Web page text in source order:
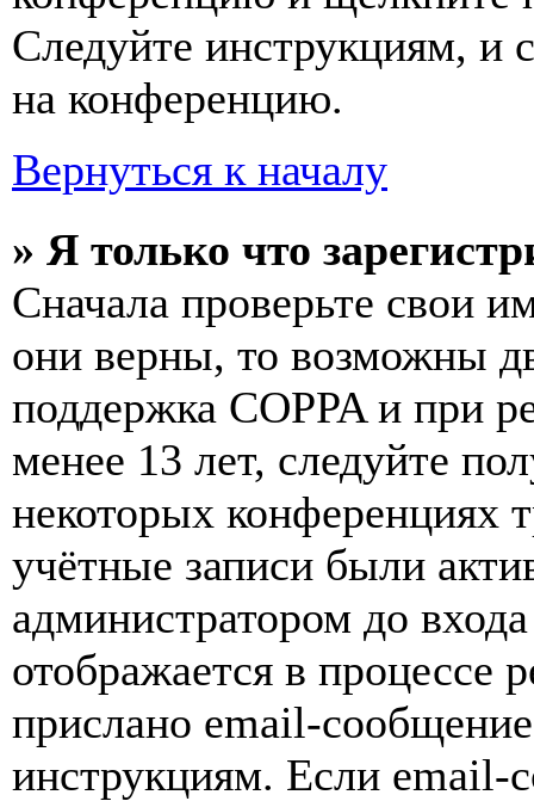
Следуйте инструкциям, и
на конференцию.
Вернуться к началу
» Я только что
Сначала проверьте свои
они верны, то возможны
поддержка COPPA и при
менее 13 лет, следуйте
некоторых конференциях
учётные записи были
администратором до
отображается в процессе
прислано email-
инструкциям. Если email-